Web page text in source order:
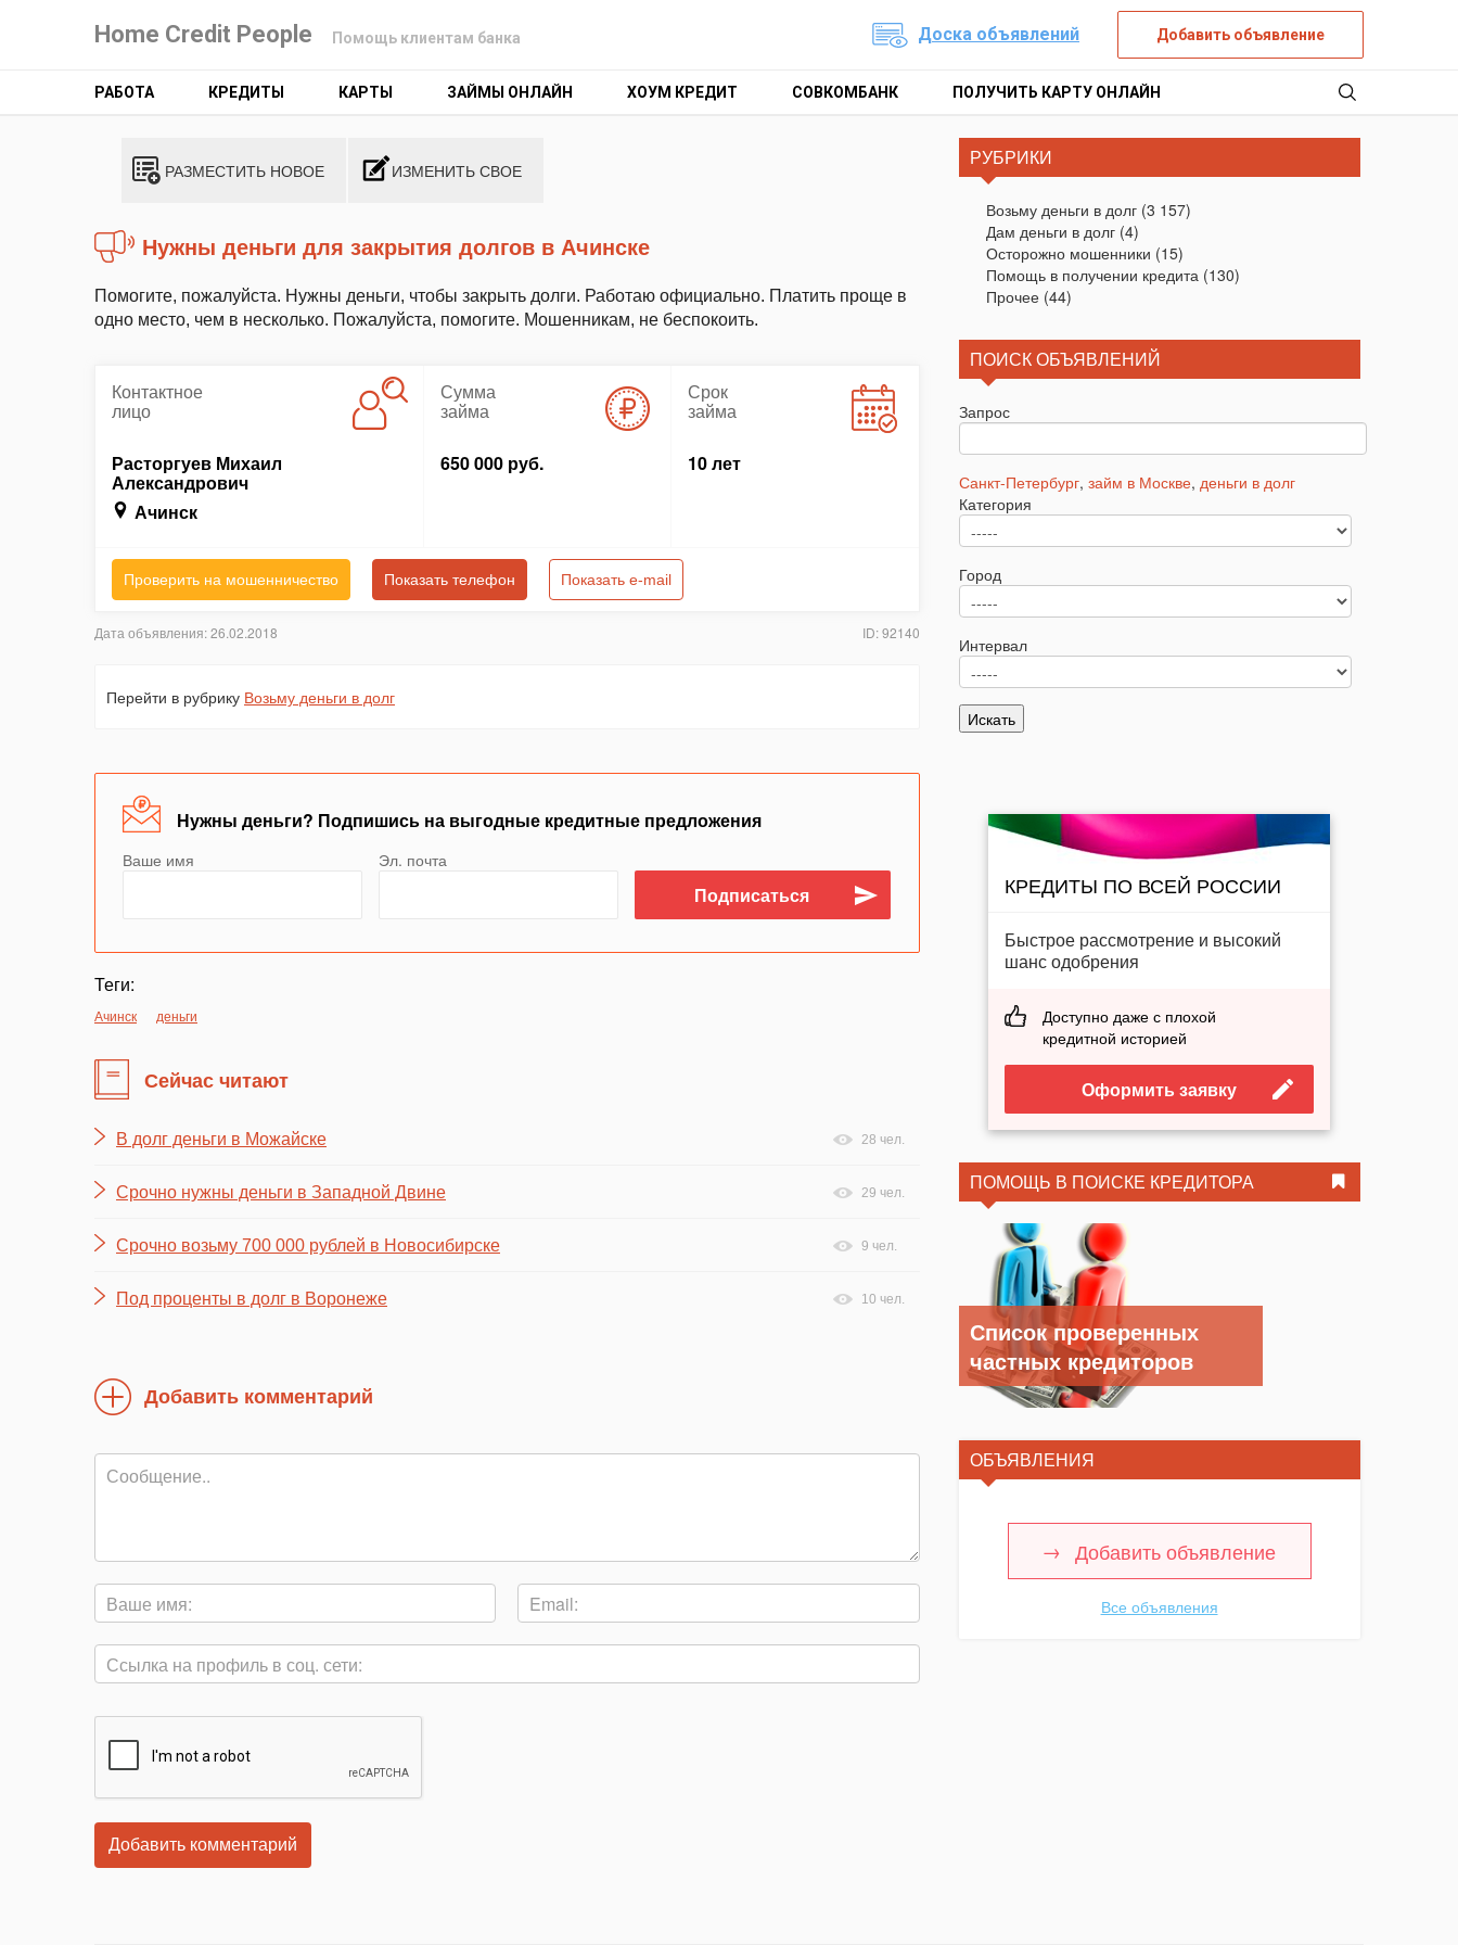
Home Credit People Помощь клиентам банка Доска объявлений Добавить объявление
РАБОТА КРЕДИТЫ КАРТЫ ЗАЙМЫ ОНЛАЙН ХОУМ КРЕДИТ СОВКОМБАНК ПОЛУЧИТЬ КАРТУ ОНЛАЙН
РАЗМЕСТИТЬ НОВОЕ ИЗМЕНИТЬ СВОЕ
Нужны деньги для закрытия долгов в Ачинске
Помогите, пожалуйста. Нужны деньги, чтобы закрыть долги. Работаю официально. Платить проще в
одно место, чем в несколько. Пожалуйста, помогите. Мошенникам, не беспокоить.
Контактное
лицо
Расторгуев Михаил
Александрович
Ачинск
Сумма
займа
650 000 руб.
Срок
займа
10 лет
Проверить на мошенничество Показать телефон Показать e-mail
Дата объявления: 26.02.2018 ID: 92140
Перейти в рубрику Возьму деньги в долг
Нужны деньги? Подпишись на выгодные кредитные предложения
Ваше имя Эл. почта
Теги:
Ачинск деньги
Сейчас читают
В долг деньги в Можайске 28 чел.
Срочно нужны деньги в Западной Двине 29 чел.
Срочно возьму 700 000 рублей в Новосибирске 9 чел.
Под проценты в долг в Воронеже 10 чел.
Добавить комментарий
РУБРИКИ
Возьму деньги в долг(3 157)
Дам деньги в долг(4)
Осторожно мошенники (15)
Помощь в получении кредита(130)
Прочее(44)
ПОИСК ОБЪЯВЛЕНИЙ
Запрос
Санкт-Петербург, займ в Москве, деньги в долг
Категория
Город
Интервал
КРЕДИТЫ ПО ВСЕЙ РОССИИ
Быстрое рассмотрение и высокий
шанс одобрения
Доступно даже с плохой
кредитной историей
Оформить заявку
ПОМОЩЬ В ПОИСКЕ КРЕДИТОРА
Список проверенных
частных кредиторов
ОБЪЯВЛЕНИЯ
Добавить объявление
Все объявления